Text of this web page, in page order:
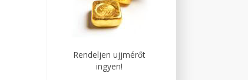
Rendeljen ujjmérőt
ingyen!